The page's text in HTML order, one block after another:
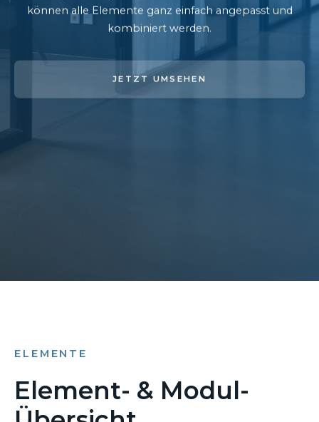
können alle Elemente ganz einfach angepasst und
kombiniert werden.
JETZT UMSEHEN
ELEMENTE
Element- & Modul-